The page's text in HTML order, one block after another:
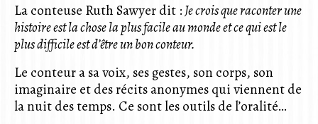
La conteuse Ruth Sawyer dit :Je crois que raconter une
histoire est la chose la plus facile au monde et ce qui est le
plus difficile est d’être un bon conteur.
Le conteur a sa voix, ses gestes, son corps, son
imaginaire et des récits anonymes qui viennent de
la nuit des temps. Ce sont les outils de l’oralité…